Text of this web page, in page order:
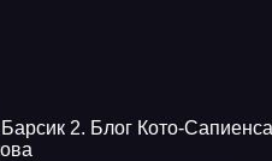
Барсик 2. Блог Кото-